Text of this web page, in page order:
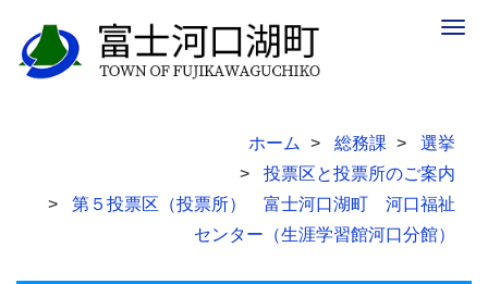
ホーム 総務課
選挙
投票区と投票所のご案内
第５投票区（投票所） 富士河口湖町 河口福祉
センター（生涯学習館河口分館）